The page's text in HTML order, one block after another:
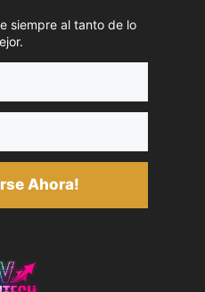
siempre al tanto de lo
Ahora!